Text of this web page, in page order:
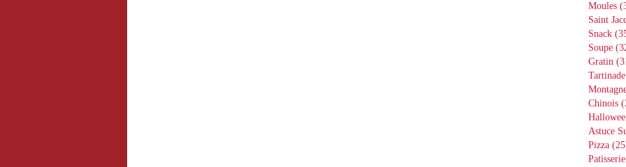
Moules
Saint
Snack
Soupe
Gratin
Tartinade
Chinois
Astuce
Pizza
Patisserie